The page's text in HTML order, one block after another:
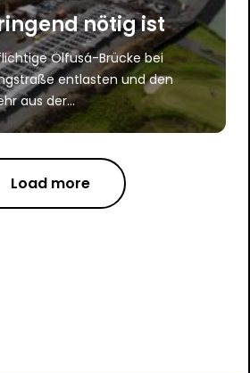
nötig ist
Ölfusá-Brücke bei
entlasten und den
aus der...
Load more